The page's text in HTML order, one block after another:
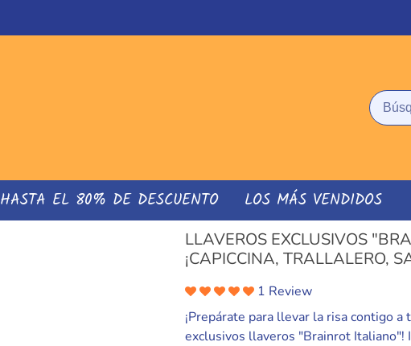
HASTA EL 80% DE DESCUENTO LOS MÁS VENDIDOS
LLAVEROS EXCLUSIVOS
¡CAPICCINA, TRALLALERO,
1 Review
¡Prepárate para llevar la risa contigo
exclusivos llaveros "Brainrot Italiano"!